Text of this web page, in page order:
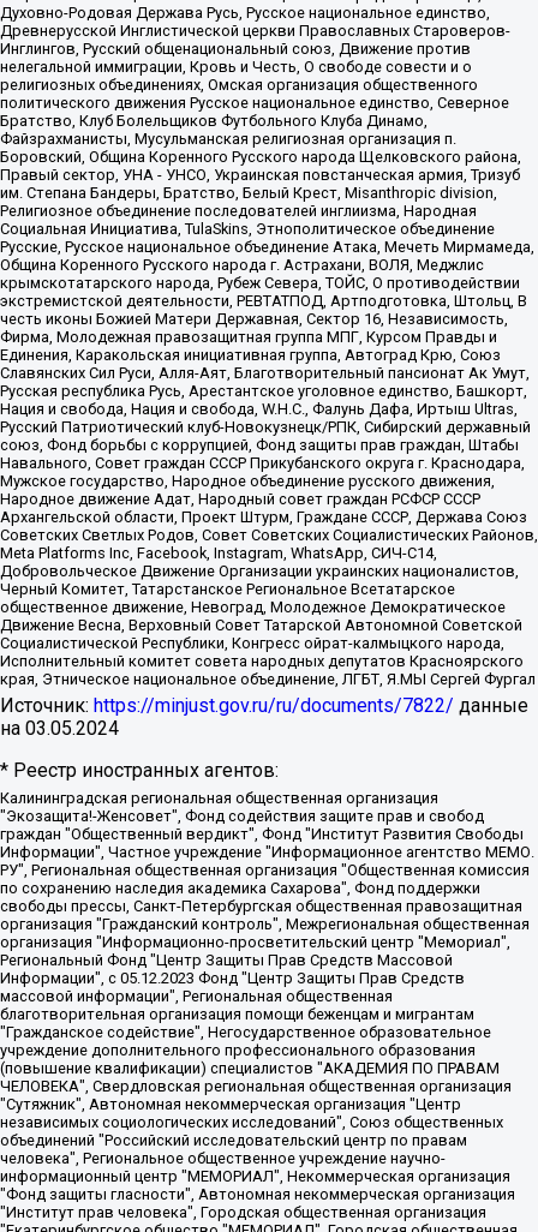
Духовно-Родовая Держава Русь, Русское национальное единство,
Древнерусской Инглистической церкви Православных Староверов-
Инглингов, Русский общенациональный союз, Движение против
нелегальной иммиграции, Кровь и Честь, О свободе совести и о
религиозных объединениях, Омская организация общественного
политического движения Русское национальное единство, Северное
Братство, Клуб Болельщиков Футбольного Клуба Динамо,
Файзрахманисты, Мусульманская религиозная организация п.
Боровский, Община Коренного Русского народа Щелковского района,
Правый сектор, УНА - УНСО, Украинская повстанческая армия, Тризуб
им. Степана Бандеры, Братство, Белый Крест, Misanthropic division,
Религиозное объединение последователей инглиизма, Народная
Социальная Инициатива, TulaSkins, Этнополитическое объединение
Русские, Русское национальное объединение Атака, Мечеть Мирмамеда,
Община Коренного Русского народа г. Астрахани, ВОЛЯ, Меджлис
крымскотатарского народа, Рубеж Севера, ТОЙС, О противодействии
экстремистской деятельности, РЕВТАТПОД, Артподготовка, Штольц, В
честь иконы Божией Матери Державная, Сектор 16, Независимость,
Фирма, Молодежная правозащитная группа МПГ, Курсом Правды и
Единения, Каракольская инициативная группа, Автоград Крю, Союз
Славянских Сил Руси, Алля-Аят, Благотворительный пансионат Ак Умут,
Русская республика Русь, Арестантское уголовное единство, Башкорт,
Нация и свобода, Нация и свобода, W.H.С., Фалунь Дафа, Иртыш Ultras,
Русский Патриотический клуб-Новокузнецк/РПК, Сибирский державный
союз, Фонд борьбы с коррупцией, Фонд защиты прав граждан, Штабы
Навального, Совет граждан СССР Прикубанского округа г. Краснодара,
Мужское государство, Народное объединение русского движения,
Народное движение Адат, Народный совет граждан РСФСР СССР
Архангельской области, Проект Штурм, Граждане СССР, Держава Союз
Советских Светлых Родов, Совет Советских Социалистических Районов,
Meta Platforms Inc, Facebook, Instagram, WhatsApp, СИЧ-С14,
Добровольческое Движение Организации украинских националистов,
Черный Комитет, Татарстанское Региональное Всетатарское
общественное движение, Невоград, Молодежное Демократическое
Движение Весна, Верховный Совет Татарской Автономной Советской
Социалистической Республики, Конгресс ойрат-калмыцкого народа,
Исполнительный комитет совета народных депутатов Красноярского
края, Этническое национальное объединение, ЛГБТ, Я.МЫ Сергей Фургал
Источник: https://minjust.gov.ru/ru/documents/7822/ данные
на 03.05.2024
* Реестр иностранных агентов:
Калининградская региональная общественная организация "Экозащита!-Женсовет", Фонд содействия защите прав и свобод граждан "Общественный вердикт", Фонд "Институт Развития Свободы Информации", Частное учреждение "Информационное агентство МЕМО. РУ", Региональная общественная организация "Общественная комиссия по сохранению наследия академика Сахарова", Фонд поддержки свободы прессы, Санкт-Петербургская общественная правозащитная организация "Гражданский контроль", Межрегиональная общественная организация "Информационно-просветительский центр "Мемориал", Региональный Фонд "Центр Защиты Прав Средств Массовой Информации", с 05.12.2023 Фонд "Центр Защиты Прав Средств массовой информации", Региональная общественная благотворительная организация помощи беженцам и мигрантам "Гражданское содействие", Негосударственное образовательное учреждение дополнительного профессионального образования (повышение квалификации) специалистов "АКАДЕМИЯ ПО ПРАВАМ ЧЕЛОВЕКА", Свердловская региональная общественная организация "Сутяжник", Автономная некоммерческая организация "Центр независимых социологических исследований", Союз общественных объединений "Российский исследовательский центр по правам человека", Региональное общественное учреждение научно-информационный центр "МЕМОРИАЛ", Некоммерческая организация "Фонд защиты гласности", Автономная некоммерческая организация "Институт прав человека", Городская общественная организация "Екатеринбургское общество "МЕМОРИАЛ", Городская общественная организация "Рязанское историко-просветительское и правозащитное общество "Мемориал" (Рязанский Мемориал), Челябинский региональный орган общественной самодеятельности – женское общественное объединение "Женщины Евразии", Челябинский региональный орган общественной самодеятельности "Уральская правозащитная группа", Фонд содействия защите здоровья и социальной справедливости имени Андрея Рылькова, Автономная Некоммерческая Организация "Аналитический Центр Юрия Левады", Автономная некоммерческая организация социальной поддержки населения "Проект Апрель", Региональная общественная организация помощи женщинам и детям, находящимся в кризисной ситуации "Информационно-методический центр "Анна", Фонд содействия развитию массовых коммуникаций и правовому просвещению "Так-так-Так", Фонд содействия устойчивому развитию "Серебряная тайга", Свердловский региональный общественный фонд социальных проектов "Новое время", "Idel.Реалии", Кавказ.Реалии, Крым.Реалии, Телеканал Настоящее Время, Татаро-башкирская служба Радио Свобода (Azatliq Radiosi), Радио Свободная Европа/Радио Свобода (PCE/PC), "Сибирь.Реалии", "Фактограф", Благотворительный фонд помощи осужденным и их семьям, Автономная некоммерческая организация "Институт глобализации и социальных движений", Фонд "В защиту прав заключенных", Частное учреждение "Центр поддержки и содействия развитию средств массовой информации", Пензенский региональный общественный благотворительный фонд "Гражданский союз", "Север.Реалии", Некоммерческая организация Фонд "Правовая инициатива", Общество с ограниченной ответственностью "Радио Свободная Европа/Радио Свобода", Чешское информационное агентство "MEDIUM-ORIENT", Красноярская региональная общественная организация "Мы против СПИДа", Камалягин Денис Николаевич, Маркелов Сергей Евгеньевич, Пономарев Лев Александрович, Савицкая Людмила Алексеевна, Автономная некоммерческая организация "Центр по работе с проблемой насилия "НАСИЛИЮ.НЕТ", Межрегиональный профессиональный союз работников здравоохранения "Альянс врачей", Юридическое лицо, зарегистрированное в Латвийской Республике, SIA "Medusa Project" (регистрационный номер 40103797863, дата регистрации 10.06.2014), Некоммерческая организация "Фонд по борьбе с коррупцией", Автономная некоммерческая организация "Институт права и публичной политики", Баданин Роман Сергеевич, Гликин Максим Александрович, Железнова Мария Михайловна, Лукьянова Юлия Сергеевна, Маетная Елизавета Витальевна, Маняхин Петр Борисович, Чуракова Ольга Владимировна, Ярош Юлия Петровна, Юридическое лицо "The Insider SIA", зарегистрированное в Риге, Латвийская Республика (дата регистрации 26.06.2015), являющееся администратором доменного имени интернет-издания "The Insider SIA", https://theins.ru, Постернак Алексей Евгеньевич, Рубин Михаил Аркадьевич, Анин Роман Александрович, Юридическое лицо Istories fonds, зарегистрированное в Латвийской Республике (регистрационный номер 50008295751, дата регистрации 24.02.2020), Великовский Дмитрий Александрович, Долинина Ирина Николаевна, Мароховская Алеся Алексеевна, Шлейнов Роман Юрьевич, Шмагун Олеся Валентиновна, Общество с ограниченной ответственностью "Альтаир 2021", Общество с ограниченной ответственностью "Вега 2021", Общество с ограниченной ответственностью "Главный редактор 2021", Общество с ограниченной ответственностью "Ромашки монолит", Важенков Артем Валерьевич, Ивановская областная общественная организация "Центр гендерных исследований", Гурман Юрий Альбертович, Медиапроект "ОВД-Инфо", Егоров Владимир Владимирович, Жилинский Владимир Александрович, Общество с ограниченной ответственностью "ЗП", Иванова София Юрьевна, Карезина Инна Павловна, Кильтау Екатерина Викторовна, Петров Алексей Викторович, Пискунов Сергей Евгеньевич, Смирнов Сергей Сергеевич, Тихонов Михаил Сергеевич, Общество с ограниченной ответственностью "ЖУРНАЛИСТ-ИНОСТРАННЫЙ АГЕНТ", Арапова Галина Юрьевна, Вольтская Татьяна Анатольевна, Американская компания "Mason G.E.S. Anonymous Foundation" (США), являющаяся владельцем интернет-издания https://mnews.world/, Компания "Stichting Bellingcat", зарегистрированная в Нидерландах (дата регистрации 11.07.2018), Захаров Андрей Вячеславович, Клепиковская Екатерина Дмитриевна, Общество с ограниченной ответственностью "МЕМО", Перл Роман Александрович, Симонов Евгений Алексеевич, Соловьева Елена Анатольевна, Сотников Даниил Владимирович, Сурначева Елизавета Дмитриевна, Автономная некоммерческая организация по защите прав человека и информированию населения "Якутия – Наше Мнение", Общество с ограниченной ответственностью "Москоу диджитал медиа", с 26.01.2023 Общество с ограниченной ответственностью "Чайка Белые сады", Ветошкина Валерия Валерьевна, Заговора Максим Александрович, Межрегиональное общественное движение "Российская ЛГБТ - сеть", Оленичев Максим Владимирович, Павлов Иван Юрьевич, Скворцова Елена Сергеевна, Общество с ограниченной ответственностью "Как бы инагент", Кочетков Игорь Викторович, Общество с ограниченной ответственностью "Честные выборы", Еланчик Олег Александрович, Общество с ограниченной ответственностью "Нобелевский призыв", Гималова Регина Эмилевна, Григорьев Андрей Валерьевич, Григорьева Алина Александровна, Ассоциация по содействию защите прав призывников, альтернативнослужащих и военнослужащих "Правозащитная группа "Гражданин.Армия.Право", Хисамова Регина Фаритовна, Автономная некоммерческая организация по реализации социально-правовых программ "Лилит", Дальневосточное общественное движение "Маяк", Санкт-Петербургская ЛГБТ-инициативная группа "Выход", Инициативная группа ЛГБТ+ "Реверс", Алексеев Андрей Викторович, Бекбулатова Таисия Львовна, Беляев Иван Михайлович, Владыкина Елена Сергеевна, Гельман Марат Александрович, Никульшина Вероника Юрьевна, Толоконникова Надежда Андреевна, Шендерович Виктор Анатольевич, Общество с ограниченной ответственностью "Данное сообщение", Общество с ограниченной ответственностью Издательский дом "Новая глава", Айнбиндер Александра Александровна, Московский комьюнити-центр для ЛГБТ+инициатив, Благотворительный фонд развития филантропии, Deutsche Welle (Германия, Kurt-Schumacher-Strasse 3, 53113 Bonn), Борзунова Мария Михайловна, Воробьев Виктор Викторович, Голубева Анна Львовна, Константинова Алла Михайловна, Малкова Ирина Владимировна, Мурадов Мурад Абдулгалимович, Осетинская Елизавета Николаевна, Понасенков Евгений Николаевич, Ганапольский Матвей Юрьевич, Киселев Евгений Алексеевич, Борухович Ирина Григорьевна, Дремин Иван Тимофеевич, Дубровский Дмитрий Викторович, Красноярская региональная общественная организация поддержки и развития альтернативных образовательных технологий и межкультурных коммуникаций "ИНТЕРРА", Маяковская Екатерина Алексеевна, Фейгин Марк Захарович, Филимонов Андрей Викторович, Дзугкоева Регина Николаевна, Доброхотов Роман Александрович, Дудь Юрий Александрович, Елкин Сергей Владимирович, Кругликов Кирилл Игоревич, Сабунаева Мария Леонидовна, Семенов Алексей Владимирович, Шаинян Карен Багратович, Шульман Екатерина Михайловна, Асафьев Артур Валерьевич, Вахштайн Виктор Семенович, Венедиктов Алексей Алексеевич, Лушникова Екатерина Евгеньевна, Волков Леонид Михайлович, Невзоров Александр Глебович, Пархоменко Сергей Борисович, Сироткин Ярослав Николаевич, Кара-Мурза Владимир Владимирович, Баранова Наталья Владимировна, Гозман Леонид Яковлевич, Кагарлицкий Борис Юльевич, Климарев Михаил Валерьевич, Милов Владимир Станиславович, Автономная некоммерческая организация Краснодарский центр современного искусства "Типография", Моргенштерн Алишер Тагирович, Соболь Любовь Эдуардовна, Общество с ограниченной ответственностью "ЛИЗА НОРМ", Каспаров Гарри Кимович, Ходорковский Михаил Борисович, Общество с ограниченной ответственностью "Апрельские тезисы", Данилович Ирина Брониславовна, Кашин Олег Владимирович, Петров Николай Владимирович, Пивоваров Алексей Владимирович, Соколов Михаил Владимирович, Цветкова Юлия Владимировна, Чичваркин Евгений Александрович, Комитет против пыток/Команда против пыток, Общество с ограниченной ответственностью "Первый научный", Общество с ограниченной ответственностью "Вертолет и ко", Белоцерковская Вероника Борисовна, Кац Максим Евгеньевич, Лазарева Татьяна Юрьевна, Шаведдинов Руслан Табризович, Яшин Илья Валерьевич, Общество с ограниченной ответственностью "Иноагент ААВ", Алешковский Дмитрий Петрович, Альбац Евгения Марковна, Быков Дмитрий Львович, Галямина Юлия Евгеньевна, Лойко Сергей Леонидович, Мартынов Кирилл Константинович, Медведев Сергей Александрович, Крашенинников Федор Геннадиевич, Гордеева Катерина Вл